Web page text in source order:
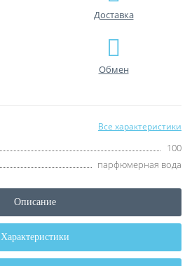
Доставка
Обмен
Все характеристики
100
парфюмерная вода
Описание
Характеристики